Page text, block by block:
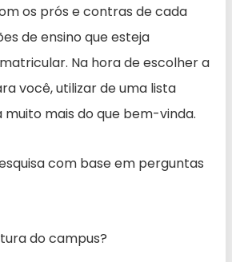
os prós e contras de cada
de ensino que esteja
Na hora de escolher a
você, utilizar de uma lista
muito mais do que bem-vinda.
com base em perguntas
do campus?